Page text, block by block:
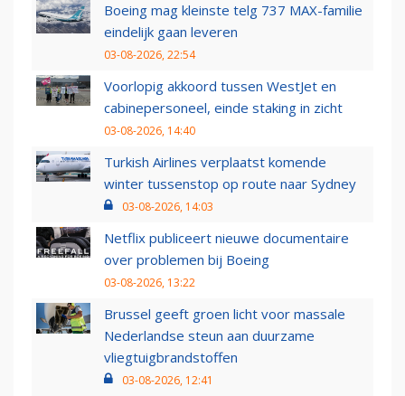
Boeing mag kleinste telg 737 MAX-familie
eindelijk gaan leveren
03-08-2026, 22:54
Voorlopig akkoord tussen WestJet en
cabinepersoneel, einde staking in zicht
03-08-2026, 14:40
Turkish Airlines verplaatst komende
winter tussenstop op route naar Sydney
03-08-2026, 14:03
Netflix publiceert nieuwe documentaire
over problemen bij Boeing
03-08-2026, 13:22
Brussel geeft groen licht voor massale
Nederlandse steun aan duurzame
vliegtuigbrandstoffen
03-08-2026, 12:41